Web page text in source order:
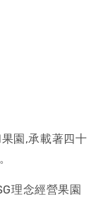
園,承載著四十
理念經營果園